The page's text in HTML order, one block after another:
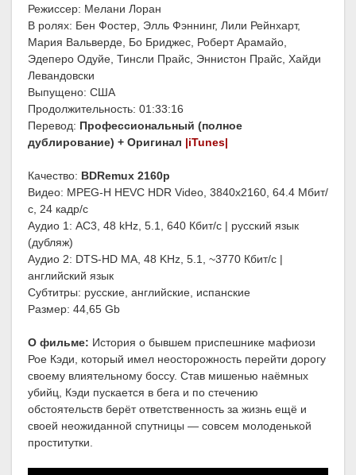
Режиссер: Мелани Лоран
В ролях: Бен Фостер, Элль Фэннинг, Лили Рейнхарт,
Мария Вальверде, Бо Бриджес, Роберт Арамайо,
Эдеперо Одуйе, Тинсли Прайс, Эннистон Прайс, Хайди
Левандовски
Выпущено: США
Продолжительность: 01:33:16
Перевод: Профессиональный (полное
дублирование) + Оригинал |iTunes|
Качество: BDRemux 2160p
Видео: MPEG-H HEVC HDR Video, 3840x2160, 64.4 Мбит/
с, 24 кадр/с
Аудио 1: AC3, 48 kHz, 5.1, 640 Кбит/с | русский язык
(дубляж)
Аудио 2: DTS-HD MA, 48 KHz, 5.1, ~3770 Кбит/с |
английский язык
Субтитры: русские, английские, испанские
Размер: 44,65 Gb
О фильме: История о бывшем приспешнике мафиози
Рое Кэди, который имел неосторожность перейти дорогу
своему влиятельному боссу. Став мишенью наёмных
убийц, Кэди пускается в бега и по стечению
обстоятельств берёт ответственность за жизнь ещё и
своей неожиданной спутницы — совсем молоденькой
проститутки.